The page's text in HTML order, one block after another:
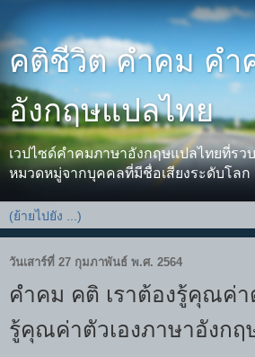
คติชีวิต คำคม คำ
อังกฤษแปลไทย
เวปไซด์คำคมภาษาอังกฤษแปลไทยที่รว
หมวดหมู่จากบุคคลที่มีชื่อเสียงระดับโลก
วันเสาร์ที่ 27 กุมภาพันธ์ พ.ศ. 2564
คำคม คติ เราต้องรู้คุณค่า
รู้คุณค่าตัวเองภาษาอังกฤ